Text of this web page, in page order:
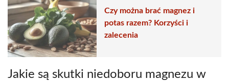
Czy można brać magnez i
potas razem? Korzyści i
zalecenia
Jakie są skutki niedoboru magnezu w